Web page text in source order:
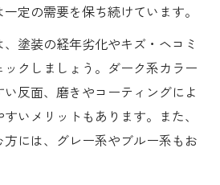
定の需要を保ち続けています。
塗装の経年劣化やキズ・ヘコミ
クしましょう。ダーク系カラー
反面、磨きやコーティングによ
いメリットもあります。また、
方には、グレー系やブルー系もお